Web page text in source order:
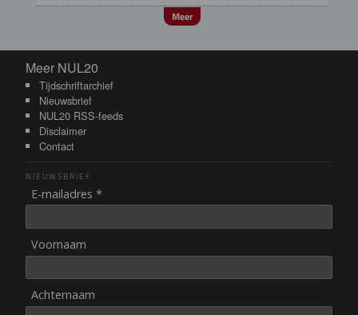
Meer
Meer NUL20
Meer NUL20
Tijdschriftarchief
Nieuwsbrief
NUL20 RSS-feeds
Disclaimer
Contact
NIEUWSBRIEF
E-mailadres *
Voornaam
Achternaam